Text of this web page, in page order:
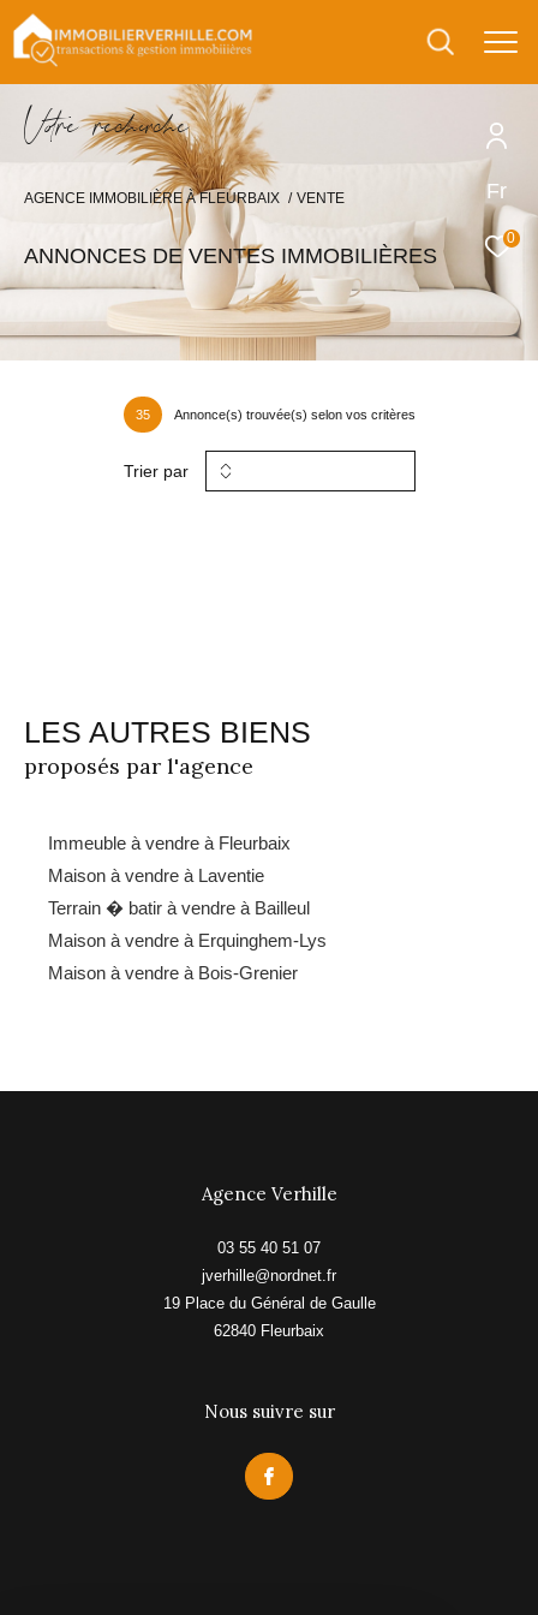
Fr
0
Vore recece
AGENCE IMMOBILIÈRE À FLEURBAIX VENTE
ANNONCES DE VENTES IMMOBILIÈRES
35 Annonce(s) trouvée(s) selon vos critères
Trier par
LES AUTRES BIENS
proposés par l'agence
Immeuble à vendre à Fleurbaix
Maison à vendre à Laventie
Terrain � batir à vendre à Bailleul
Maison à vendre à Erquinghem-Lys
Maison à vendre à Bois-Grenier
Agence Verhille
03 55 40 51 07
jverhille@nordnet.fr
19 Place du Général de Gaulle
62840
fleurbaix
Nous suivre sur